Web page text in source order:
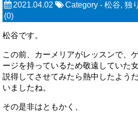
2021.04.02 Category - 松谷, 独
(0)
松谷です。
この前、カーメリアがレッスンで、
ージを持っているため敬遠していた
説得してさせてみたら熱中したよう
いましたね。
その是非はともかく、